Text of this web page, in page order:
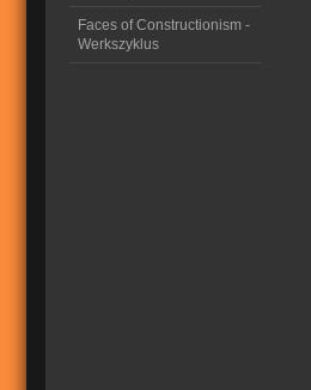
Faces of Constructionism -
Werkszyklus